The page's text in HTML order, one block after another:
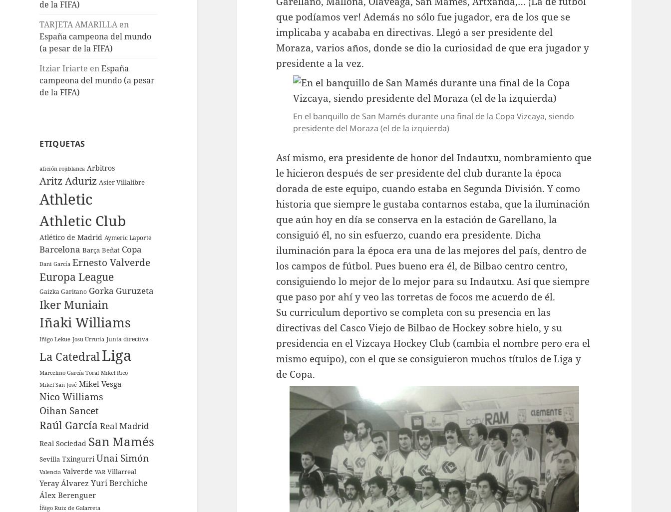
de la FIFA)
TARJETA AMARILLAen
España campeona del mundo
(a pesar de la FIFA)
Itziar Iriarte enEspaña
campeona del mundo (a pesar
de la FIFA)
ETIQUETAS
afición rojiblanca Arbitros
Aritz Aduriz Asier Villalibre
Athletic
Athletic Club
Atlético de Madrid Aymeric Laporte
Barcelona Barça Beñat Copa
Dani García Ernesto Valverde
Europa League
Gaizka Garitano Gorka Guruzeta
Iker Muniain
Iñaki Williams
Iñigo Lekue Josu Urrutia Junta directiva
La CatedralLiga
Marcelino García Toral Mikel Rico
Mikel San José Mikel Vesga
Nico Williams
Oihan Sancet
Raúl García Real Madrid
Real Sociedad San Mamés
Sevilla Txingurri Unai Simón
Valencia Valverde VAR Villarreal
Yeray Álvarez Yuri Berchiche
Álex Berenguer
Íñigo Ruiz de Galarreta
que podíamos ver! Además no sólo fue jugador, era de los que se
implicaba y acababa en directivas. Llegó a ser presidente del
Moraza, varios años, donde se dio la curiosidad de que era jugador y
presidente a la vez.
En el banquillo de San Mamés durante una final de la Copa Vizcaya, siendo
presidente del Moraza (el de la izquierda)
Así mismo, era presidente de honor del Indautxu, nombramiento que
le hicieron después de ser presidente del club durante la época
dorada de este equipo, cuando estaba en Segunda División. Y como
historia que siempre le gustaba contarnos estaba, que la iluminación
que aún hoy en día se conserva en la estación de Garellano, la
consiguió él, no sin esfuerzo, cuando era presidente. Dicha
iluminación para la época era una de las mejores del país, dentro de
los campos de fútbol. Pues bueno era él, de Bilbao centro centro,
consiguiendo lo mejor de lo mejor para su Indautxu. Así que siempre
que paso por ahí y veo las torretas de focos me acuerdo de él.
Su curriculum deportivo se completa con su presencia en las
directivas del Casco Viejo de Bilbao de Hockey sobre hielo, y su
presidencia en el Vizcaya Hockey Club (cambia el nombre pero era el
mismo equipo), con el que se consiguieron muchos títulos de Liga y
de Copa.